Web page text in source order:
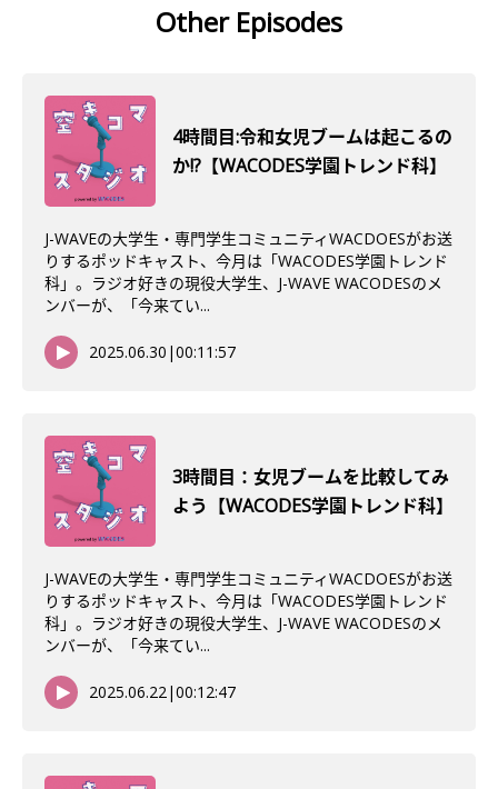
Other Episodes
4時間目:令和女児ブームは起こるの
か!?【WACODES学園トレンド科】
J-WAVEの大学生・専門学生コミュニティWACDOESがお送
りするポッドキャスト、今月は「WACODES学園トレンド
科」。ラジオ好きの現役大学生、J-WAVE WACODESのメ
ンバーが、「今来てい...
2025.06.30 |00:11:57
3時間目：女児ブームを比較してみ
よう【WACODES学園トレンド科】
J-WAVEの大学生・専門学生コミュニティWACDOESがお送
りするポッドキャスト、今月は「WACODES学園トレンド
科」。ラジオ好きの現役大学生、J-WAVE WACODESのメ
ンバーが、「今来てい...
2025.06.22|00:12:47